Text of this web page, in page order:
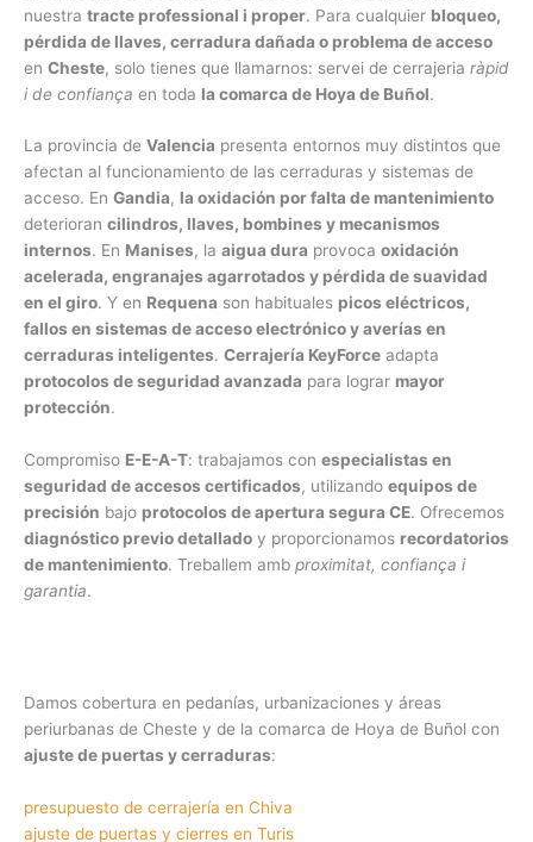
nuestra tracte professional i proper. Para cualquier bloqueo,
pérdida de llaves, cerradura dañada o problema de acceso
en Cheste, solo tienes que llamarnos: servei de cerrajeria ràpid
i de confiança en toda la comarca de Hoya de Buñol.
La provincia de Valencia presenta entornos muy distintos que
afectan al funcionamiento de las cerraduras y sistemas de
acceso. En Gandia, la oxidación por falta de mantenimiento
deterioran cilindros, llaves, bombines y mecanismos
internos. En Manises, la aigua dura provoca oxidación
acelerada, engranajes agarrotados y pérdida de suavidad
en el giro. Y en Requena son habituales picos eléctricos,
fallos en sistemas de acceso electrónico y averías en
cerraduras inteligentes. Cerrajería KeyForce adapta
protocolos de seguridad avanzada para lograr mayor
protección.
Compromiso E-E-A-T: trabajamos con especialistas en
seguridad de accesos certificados, utilizando equipos de
precisión bajo protocolos de apertura segura CE. Ofrecemos
diagnóstico previo detallado y proporcionamos recordatorios
de mantenimiento. Treballem amb proximitat, confiança i
garantia.
Damos cobertura en pedanías, urbanizaciones y áreas
periurbanas de Cheste y de la comarca de Hoya de Buñol con
ajuste de puertas y cerraduras:
presupuesto de cerrajería en Chiva
ajuste de puertas y cierres en Turis